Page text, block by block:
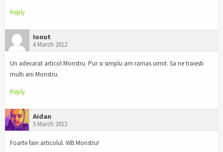
Reply
Ionut
4 March 2012
Un adevarat articol Monstru. Pur si simplu am ramas uimit. Sa ne traiesti
multi ani Monstru.
Reply
Aidan
5 March 2012
Foarte fain articolul. WB Monstru!